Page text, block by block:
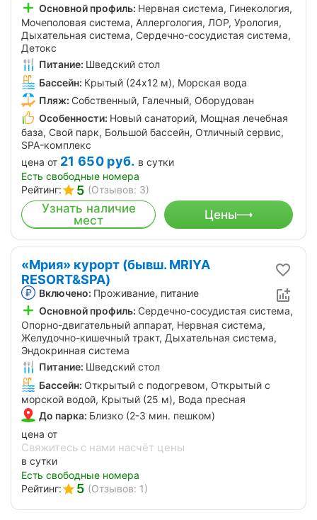
Основной профиль: Нервная система, Гинекология,
Мочеполовая система, Аллергология, ЛОР, Урология,
Дыхательная система, Сердечно-сосудистая система,
Детокс
Питание: Шведский стол
Бассейн: Крытый (24х12 м), Морская вода
Пляж: Собственный, Галечный, Оборудован
Особенности: Новый санаторий, Мощная лечебная
база, Свой парк, Большой бассейн, Отличный сервис,
SPA-комплекс
цена от 21 650 руб. в сутки
Есть свободные номера
Рейтинг:
5 (Отзывов: 3)
Узнать наличие
мест
Цены
Высокий рейтинг
«Мрия» курорт (бывш. MRIYA
RESORT&SPA)
Включено: Проживание, питание
Основной профиль: Сердечно-сосудистая система,
Опорно-двигательный аппарат, Нервная система,
Желудочно-кишечный тракт, Дыхательная система,
Эндокринная система
Питание: Шведский стол
Бассейн: Открытый с подогревом, Открытый с
морской водой, Крытый (25 м), Вода пресная
До парка: Близко (2-3 мин. пешком)
цена от
Свяжитесь с нами насчёт цены
в сутки
Есть свободные номера
Рейтинг:
5 (Отзывов: 1)